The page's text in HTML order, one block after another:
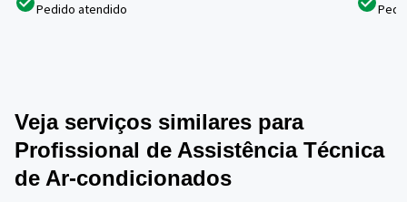
Pedido atendido
Veja serviços similares para
Profissional de Assistência Técnica
de Ar-condicionados